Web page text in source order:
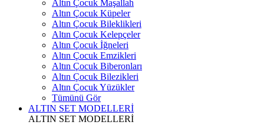
Altın Çocuk Maşallah
Altın Çocuk Küpeler
Altın Çocuk Bileklikleri
Altın Çocuk Kelepçeler
Altın Çocuk İğneleri
Altın Çocuk Emzikleri
Altın Çocuk Biberonları
Altın Çocuk Bilezikleri
Altın Çocuk Yüzükler
Tümünü Gör
ALTIN SET MODELLERİ
ALTIN SET MODELLERİ